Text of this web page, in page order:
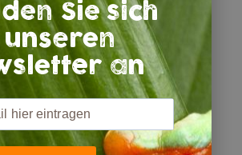
Peru
Sie sich
an